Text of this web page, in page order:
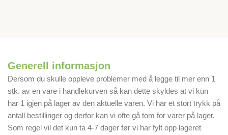
Generell informasjon
Dersom du skulle oppleve problemer med å legge til mer enn 1
stk. av en vare i handlekurven så kan dette skyldes at vi kun
har 1 igjen på lager av den aktuelle varen. Vi har et stort trykk på
antall bestillinger og derfor kan vi ofte gå tom for varer på lager.
Som regel vil det kun ta 4-7 dager før vi har fylt opp lageret